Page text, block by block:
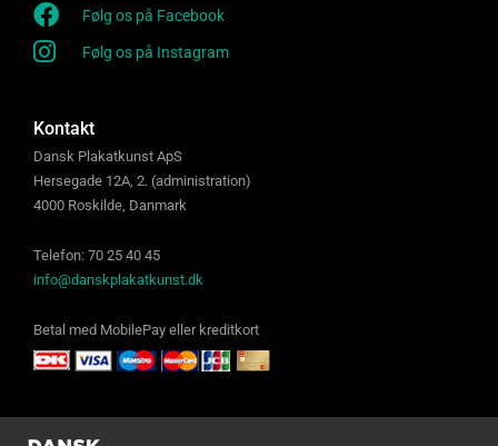
Følg os på Facebook
Følg os på Instagram
Kontakt
Dansk Plakatkunst ApS
Hersegade 12A, 2. (administration)
4000 Roskilde, Danmark
Telefon: 70 25 40 45
info@danskplakatkunst.dk
Betal med MobilePay eller kreditkort